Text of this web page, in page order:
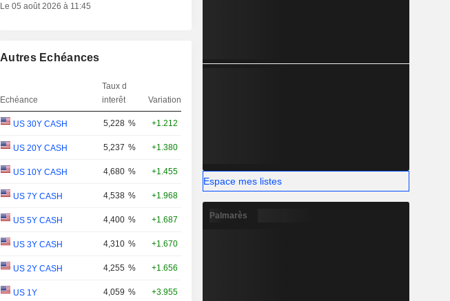
Le 05 août 2026 à 11:45
Autres Echéances
Echéance
Taux d
interêt
Variation
US 30Y CASH 5,228 % +1.212
US 20Y CASH 5,237 % +1.380
US 10Y CASH 4,680 % +1.455
US 7Y CASH 4,538 % +1.968
US 5Y CASH 4,400 % +1.687
US 3Y CASH 4,310 % +1.670
US 2Y CASH 4,255 % +1.656
US 1Y 4,059 % +3.955
Espace mes listes
Palmarès